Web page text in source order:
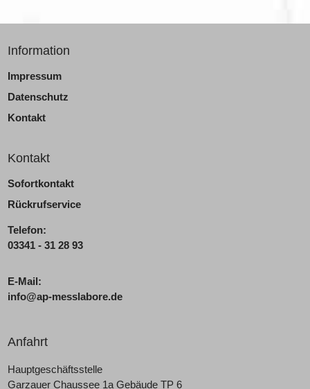
Information
Impressum
Datenschutz
Kontakt
Kontakt
Sofortkontakt
Rückrufservice
Telefon:
03341 - 31 28 93
E-Mail:
info@ap-messlabore.de
Anfahrt
Hauptgeschäftsstelle
Garzauer Chaussee 1a Gebäude TP 6